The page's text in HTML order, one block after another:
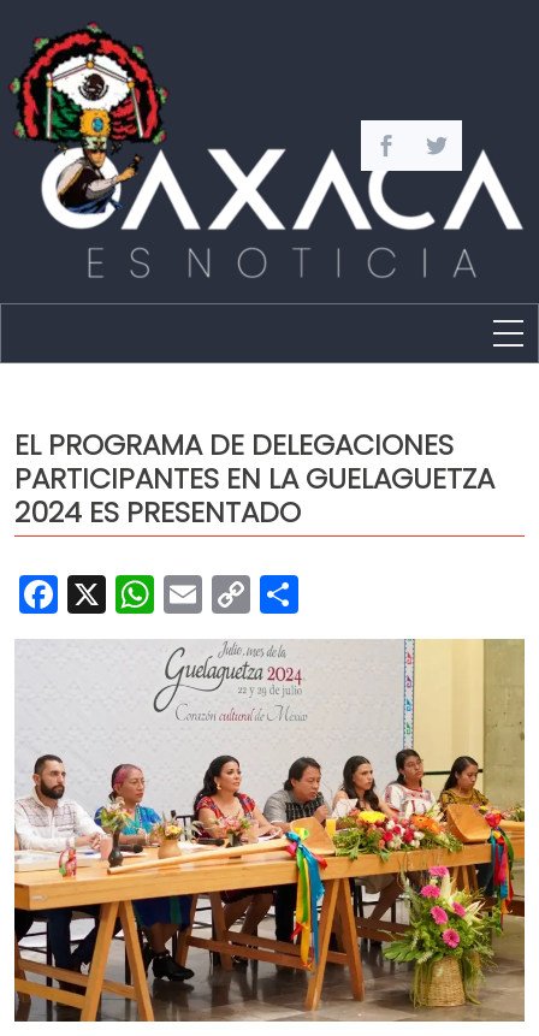
Capital
Policíaca
Cultura
Deportes
Opinión
EL PROGRAMA DE DELEGACIONES
PARTICIPANTES EN LA GUELAGUETZA
2024 ES PRESENTADO
Facebook
X WhatsApp
Email
Copy
Link